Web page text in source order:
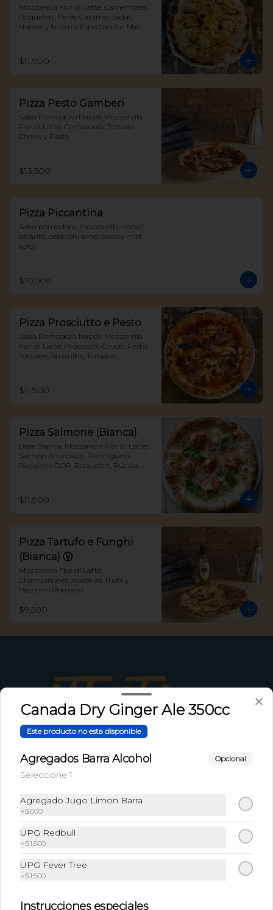
Mozzarella Fior di Latte, Camembert,
Roquefort, Peras Caramelizadas,
Nueces y Nuestra Espectacular Miel
$11.900
Pizza Pesto Gamberi
Salsa Pomodoro Napoli, Mozzarella
Fior di Latte, Camarones, Tomate
Cherry y Pesto
$13.500
Pizza Piccantina
Salsa pomodoro, mozzarella, napoli
picante, peperoni americano y miel
spicy
$10.500
Pizza Prosciutto e Pesto
Salsa Pomodoro Napoli, Mozzarella
Fior di Latte, Prosciutto Crudo, Pesto,
Tomates Amarillos, Tomates
$11.900
Pizza Salmone (Bianca)
Base Bianca, Mozzarella Fior di Latte,
Salmón Ahumado, Parmigiano
Reggiano DOP, Roquefort, Rúcula,
$11.900
Pizza Tartufo e Funghi
(Bianca) Ⓥ
Mozzarella Fior di Latte,
Champiñones, Aceite de Trufa y
Pecorino Romano
$9.500
Conócenos
Zona de Delivery
Términos y condiciones
Política de privacidad
Redes sociales
Instagram
Canada Dry Ginger Ale 350cc
Este producto no esta disponible
Agregados Barra Alcohol Opcional
Seleccione 1
Agregado Jugo Limon Barra
+$600
UPG Redbull
+$1.500
UPG Fever Tree
+$1.500
Instrucciones especiales